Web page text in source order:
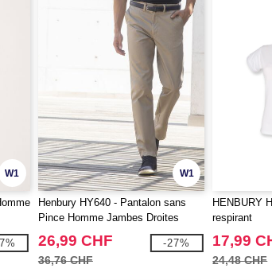
W1 W1
Henbury HY640 - Pantalon sans
Pince Homme Jambes Droites
26,99 CHF
36,76 CHF
-27%
HENBURY
respirant
17,99
24,48 CHF